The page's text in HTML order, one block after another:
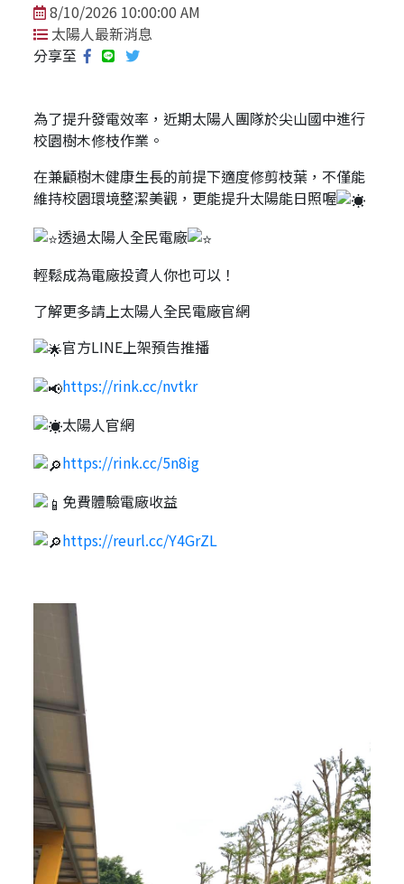
8/10/2026 10:00:00 AM
太陽人最新消息
分享至
為了提升發電效率，近期太陽人團隊於尖山國中進行
校園樹木修枝作業。
在兼顧樹木健康生長的前提下適度修剪枝葉，不僅能
維持校園環境整潔美觀，更能提升太陽能日照喔
透過太陽人全民電廠
輕鬆成為電廠投資人你也可以！
了解更多請上太陽人全民電廠官網
官方LINE上架預告推播
https://rink.cc/nvtkr
太陽人官網
https://rink.cc/5n8ig
免費體驗電廠收益
https://reurl.cc/Y4GrZL